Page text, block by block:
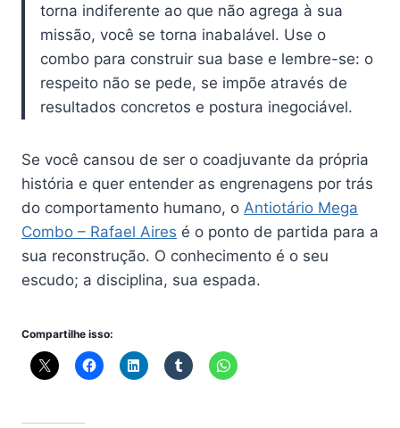
torna indiferente ao que não agrega à sua
missão, você se torna inabalável. Use o
combo para construir sua base e lembre-se: o
respeito não se pede, se impõe através de
resultados concretos e postura inegociável.
Se você cansou de ser o coadjuvante da própria
história e quer entender as engrenagens por trás
do comportamento humano, o Antiotário Mega
Combo – Rafael Aires é o ponto de partida para a
sua reconstrução. O conhecimento é o seu
escudo; a disciplina, sua espada.
Compartilhe isso: